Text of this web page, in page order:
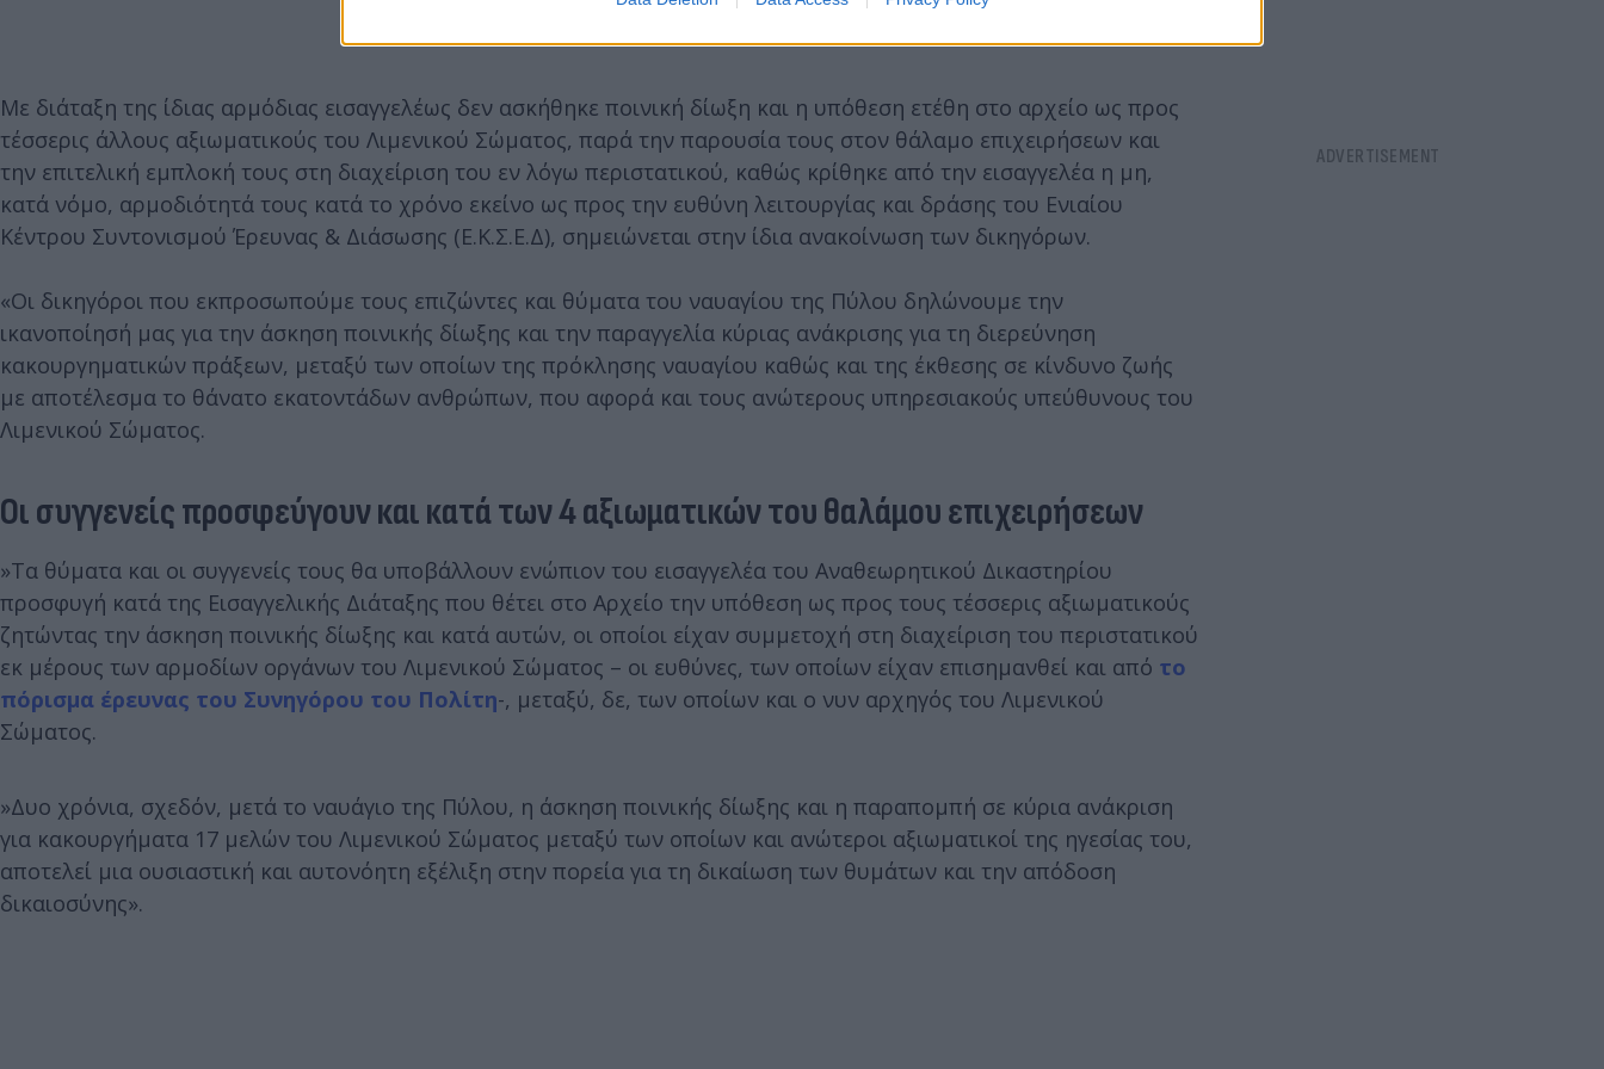
Με διάταξη της ίδιας αρμόδιας εισαγγελέως δεν ασκήθηκε ποινική δίωξη και η υπόθεση ετέθη στο αρχείο ως προς
τέσσερις άλλους αξιωματικούς του Λιμενικού Σώματος, παρά την παρουσία τους στον θάλαμο επιχειρήσεων και
την επιτελική εμπλοκή τους στη διαχείριση του εν λόγω περιστατικού, καθώς κρίθηκε από την εισαγγελέα η μη,
κατά νόμο, αρμοδιότητά τους κατά το χρόνο εκείνο ως προς την ευθύνη λειτουργίας και δράσης του Ενιαίου
Κέντρου Συντονισμού Έρευνας & Διάσωσης (Ε.Κ.Σ.Ε.Δ), σημειώνεται στην ίδια ανακοίνωση των δικηγόρων.
«Οι δικηγόροι που εκπροσωπούμε τους επιζώντες και θύματα του ναυαγίου της Πύλου δηλώνουμε την
ικανοποίησή μας για την άσκηση ποινικής δίωξης και την παραγγελία κύριας ανάκρισης για τη διερεύνηση
κακουργηματικών πράξεων, μεταξύ των οποίων της πρόκλησης ναυαγίου καθώς και της έκθεσης σε κίνδυνο ζωής
με αποτέλεσμα το θάνατο εκατοντάδων ανθρώπων, που αφορά και τους ανώτερους υπηρεσιακούς υπεύθυνους του
Λιμενικού Σώματος.
Οι συγγενείς προσφεύγουν και κατά των 4 αξιωματικών του θαλάμου επιχειρήσεων
»Τα θύματα και οι συγγενείς τους θα υποβάλλουν ενώπιον του εισαγγελέα του Αναθεωρητικού Δικαστηρίου
προσφυγή κατά της Εισαγγελικής Διάταξης που θέτει στο Αρχείο την υπόθεση ως προς τους τέσσερις αξιωματικούς
ζητώντας την άσκηση ποινικής δίωξης και κατά αυτών, οι οποίοι είχαν συμμετοχή στη διαχείριση του περιστατικού
εκ μέρους των αρμοδίων οργάνων του Λιμενικού Σώματος – οι ευθύνες, των οποίων είχαν επισημανθεί και από το
πόρισμα έρευνας του Συνηγόρου του Πολίτη-, μεταξύ, δε, των οποίων και ο νυν αρχηγός του Λιμενικού
Σώματος.
»Δυο χρόνια, σχεδόν, μετά το ναυάγιο της Πύλου, η άσκηση ποινικής δίωξης και η παραπομπή σε κύρια ανάκριση
για κακουργήματα 17 μελών του Λιμενικού Σώματος μεταξύ των οποίων και ανώτεροι αξιωματικοί της ηγεσίας του,
αποτελεί μια ουσιαστική και αυτονόητη εξέλιξη στην πορεία για τη δικαίωση των θυμάτων και την απόδοση
δικαιοσύνης».